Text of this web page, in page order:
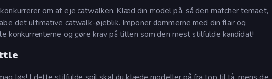
om at eje catwalken. Klæd din model på, så den matcher temaet,
det ultimative catwalk-øjeblik. Imponer dommerne med din flair og
konkurrenterne og gøre krav på titlen som den mest stilfulde kandidat!